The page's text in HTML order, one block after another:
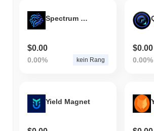
Spectrum Marketplace
$0.00
0.00% kein Rang
$0.00
0.00%
Yield Magnet